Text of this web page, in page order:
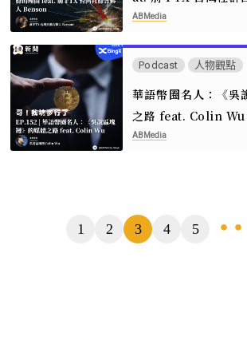
ABMedia
Podcast 人物觀點
華語幣圈名人：《吳
之路 feat. Colin Wu
ABMedia
1 2 3 4 5